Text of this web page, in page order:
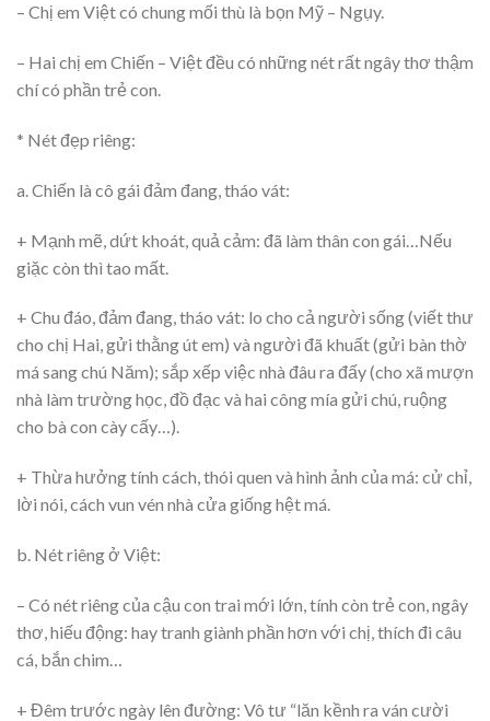
– Chị em Việt có chung mối thù là bọn Mỹ – Ngụy.
– Hai chị em Chiến – Việt đều có những nét rất ngây thơ thậm
chí có phần trẻ con.
* Nét đẹp riêng:
a. Chiến là cô gái đảm đang, tháo vát:
+ Mạnh mẽ, dứt khoát, quả cảm: đã làm thân con gái…Nếu
giặc còn thì tao mất.
+ Chu đáo, đảm đang, tháo vát: lo cho cả người sống (viết thư
cho chị Hai, gửi thằng út em) và người đã khuất (gửi bàn thờ
má sang chú Năm); sắp xếp việc nhà đâu ra đấy (cho xã mượn
nhà làm trường học, đồ đạc và hai công mía gửi chú, ruộng
cho bà con cày cấy…).
+ Thừa hưởng tính cách, thói quen và hình ảnh của má: cử chỉ,
lời nói, cách vun vén nhà cửa giống hệt má.
b. Nét riêng ở Việt:
– Có nét riêng của cậu con trai mới lớn, tính còn trẻ con, ngây
thơ, hiếu động: hay tranh giành phần hơn với chị, thích đi câu
cá, bắn chim…
+ Đêm trước ngày lên đường: Vô tư “lăn kềnh ra ván cười